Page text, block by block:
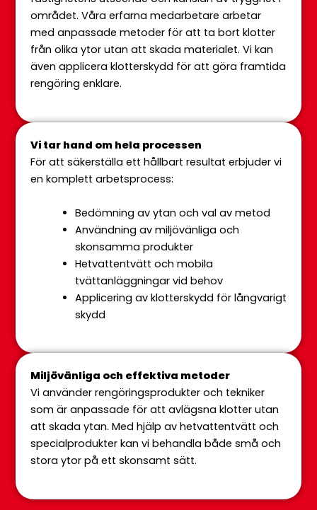
med.
området. Våra erfarna medarbetare arbetar
med anpassade metoder för att ta bort klotter
från olika ytor utan att skada materialet. Vi kan
även applicera klotterskydd för att göra framtida
rengöring enklare.
Vi tar hand om hela processen
För att säkerställa ett hållbart resultat erbjuder vi
en komplett arbetsprocess:
Bedömning av ytan och val av metod
Användning av miljövänliga och
skonsamma produkter
Hetvattentvätt och mobila
tvättanläggningar vid behov
Applicering av klotterskydd för långvarigt
skydd
Miljövänliga och effektiva metoder
Vi använder rengöringsprodukter och tekniker
som är anpassade för att avlägsna klotter utan
att skada ytan. Med hjälp av hetvattentvätt och
specialprodukter kan vi behandla både små och
stora ytor på ett skonsamt sätt.